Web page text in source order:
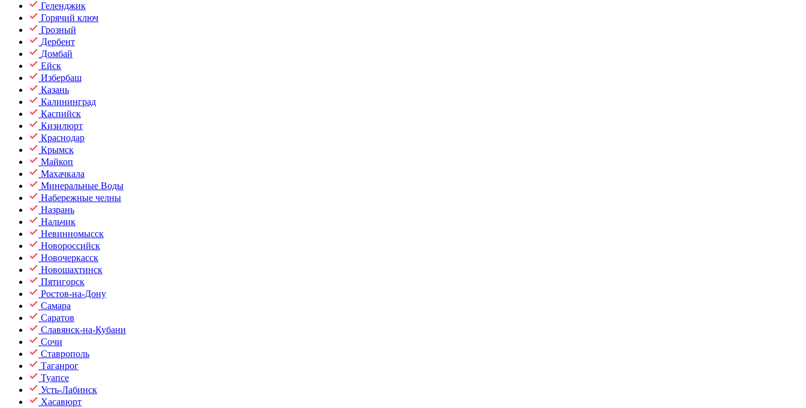
Геленджик
Горячий ключ
Грозный
Дербент
Домбай
Ейск
Избербаш
Казань
Калининград
Каспийск
Кизилюрт
Краснодар
Крымск
Майкоп
Махачкала
Минеральные Воды
Набережные челны
Назрань
Нальчик
Невинномысск
Новороссийск
Новочеркасск
Новошахтинск
Пятигорск
Ростов-на-Дону
Самара
Саратов
Славянск-на-Кубани
Сочи
Ставрополь
Таганрог
Туапсе
Усть-Лабинск
Хасавюрт